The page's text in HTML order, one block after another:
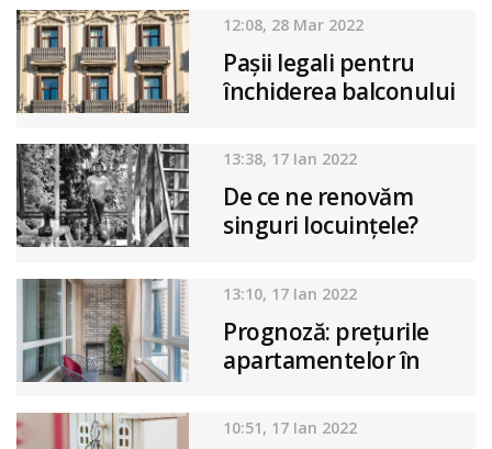
12:08, 28 Mar 2022
Pașii legali pentru
închiderea balconului
13:38, 17 Ian 2022
De ce ne renovăm
singuri locuințele?
13:10, 17 Ian 2022
Prognoză: prețurile
apartamentelor în
10:51, 17 Ian 2022